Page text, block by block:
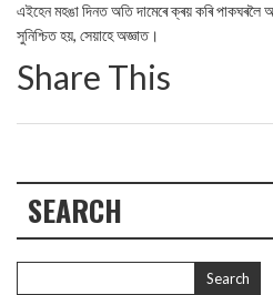
এইহেন মহঙা দিনত অতি দামেৰে ক্ৰয় কৰি পাকঘৰলৈ
সুনিশ্চিত হয়, সেয়াহে অজ্ঞাত।
Share This
SEARCH